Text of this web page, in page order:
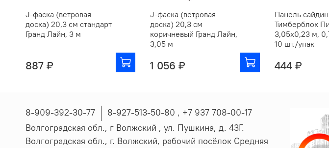
J-фаска (ветровая
доска) 20,3 см стандарт
Гранд Лайн, 3 м
887 ₽
J-фаска (ветровая
доска) 20,3 см
коричневый Гранд Лайн,
3,05 м
1 056 ₽
Панель
Тимберблок
3,05х0,23 м,
10 шт./упак
444 ₽
8-909-392-30-77
8-927-513-50-80 , ‪+7 937 708-00-17
Волгоградская обл., г Волжский , ул. Пушкина, д. 43Г.
Волгоградская обл., г. Волжский, рабочий посёлок Средняя